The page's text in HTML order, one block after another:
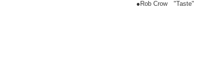
●Rob Crow "Taste"